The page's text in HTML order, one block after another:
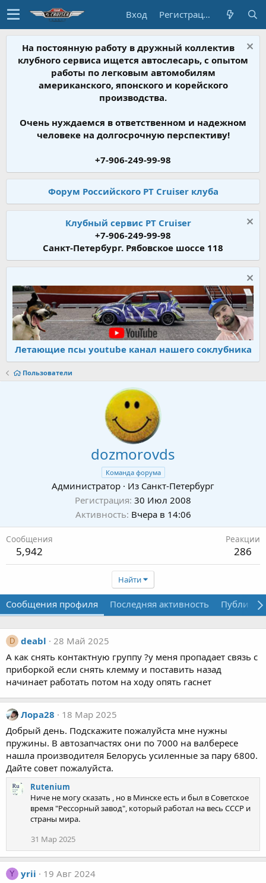
Вход Регистрация
На постоянную работу в дружный коллектив
клубного сервиса ищется автослесарь, с опытом
работы по легковым автомобилям
американского, японского и корейского
производства.
Очень нуждаемся в ответственном и надежном
человеке на долгосрочную перспективу!
+7-906-249-99-98
Форум Российского PT Cruiser клуба
Клубный сервис PT Cruiser
+7-906-249-99-98
Санкт-Петербург. Рябовское шоссе 118
Летающие псы youtube канал нашего соклубника
Пользователи
dozmorovds
Команда форума
Администратор · Из Санкт-Петербург
Регистрация 30 Июл 2008
Активность Вчера в 14:06
Сообщения
5,942
Реакции
286
Найти
Сообщения профиля Последняя активность
D deabl
28 Май 2025
А как снять контактную группу ?у меня пропадает связь с
приборкой если снять клемму и поставить назад
начинает работать потом на ходу опять гаснет
Лора28
18 Мар 2025
Добрый день. Подскажите пожалуйста мне нужны
пружины. В автозапчастях они по 7000 на валбересе
нашла производителя Белорусь усиленные за пару 6800.
Дайте совет пожалуйста.
Rutenium
Ниче не могу сказать , но в Минске есть и был в Советское
время "Рессорный завод", который работал на весь СССР и
страны мира.
31 Мар 2025
Y yrii
19 Авг 2024